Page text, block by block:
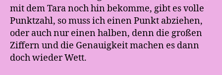
mit dem Tara noch hin bekomme, gibt es volle
Punktzahl, so muss ich einen Punkt abziehen,
oder auch nur einen halben, denn die großen
Ziffern und die Genauigkeit machen es dann
doch wieder Wett.